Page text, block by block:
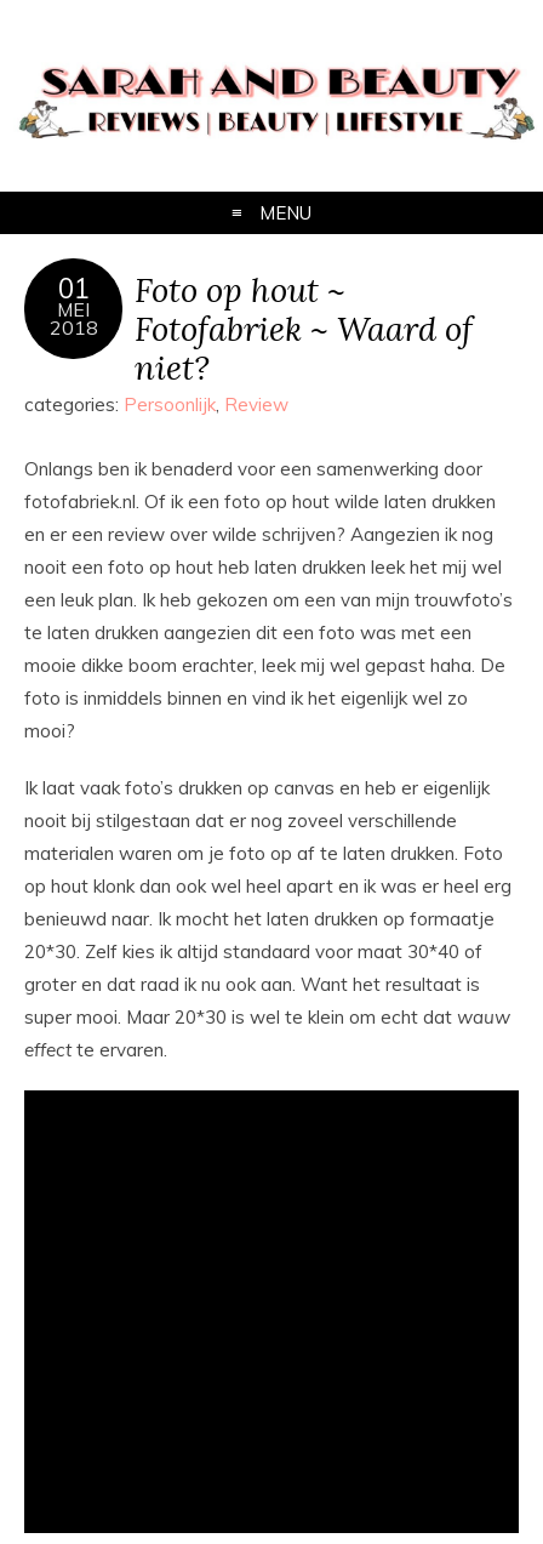
MENU
01
MEI
2018
Foto op hout ~
Fotofabriek ~ Waard of
niet?
categories: Persoonlijk, Review
Onlangs ben ik benaderd voor een samenwerking door
fotofabriek.nl. Of ik een foto op hout wilde laten drukken
en er een review over wilde schrijven? Aangezien ik nog
nooit een foto op hout heb laten drukken leek het mij wel
een leuk plan. Ik heb gekozen om een van mijn trouwfoto’s
te laten drukken aangezien dit een foto was met een
mooie dikke boom erachter, leek mij wel gepast haha. De
foto is inmiddels binnen en vind ik het eigenlijk wel zo
mooi?
Ik laat vaak foto’s drukken op canvas en heb er eigenlijk
nooit bij stilgestaan dat er nog zoveel verschillende
materialen waren om je foto op af te laten drukken. Foto
op hout klonk dan ook wel heel apart en ik was er heel erg
benieuwd naar. Ik mocht het laten drukken op formaatje
20*30. Zelf kies ik altijd standaard voor maat 30*40 of
groter en dat raad ik nu ook aan. Want het resultaat is
super mooi. Maar 20*30 is wel te klein om echt dat wauw
effectte ervaren.